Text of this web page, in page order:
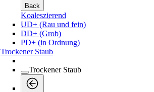
Back
Koaleszierend
UD+ (Rau und fein)
DD+ (Grob)
PD+ (in Ordnung)
Trockener Staub
Trockener Staub